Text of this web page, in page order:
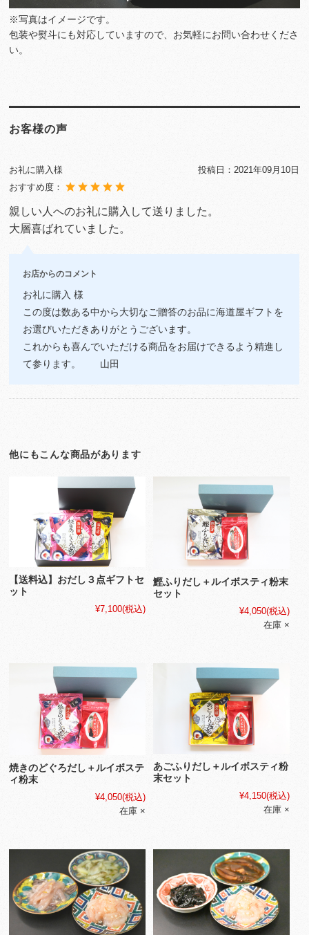
※写真はイメージです。
包装や熨斗にも対応していますので、お気軽にお問い合わせくださ
い。
お客様の声
お礼に購入様 投稿日： 2021年09月10日
おすすめ度：
親しい人へのお礼に購入して送りました。
大層喜ばれていました。
お店からのコメント
お礼に購入 様
この度は数ある中から大切なご贈答のお品に海道屋ギフトを
お選びいただきありがとうございます。
これからも喜んでいただける商品をお届けできるよう精進し
て参ります。 山田
他にもこんな商品があります
【送料込】おだし３点ギフトセ
ット
¥7,100(税込)
鰹ふりだし＋ルイボスティ粉末
セット
¥4,050(税込)
在庫 ×
焼きのどぐろだし＋ルイボステ
ィ粉末
¥4,050(税込)
在庫 ×
あごふりだし＋ルイボスティ粉
末セット
¥4,150(税込)
在庫 ×